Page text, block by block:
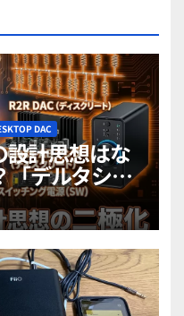
DAC
設計思想はな
「デルタシグ
ディスクリ
イッチング」
解く「3つの